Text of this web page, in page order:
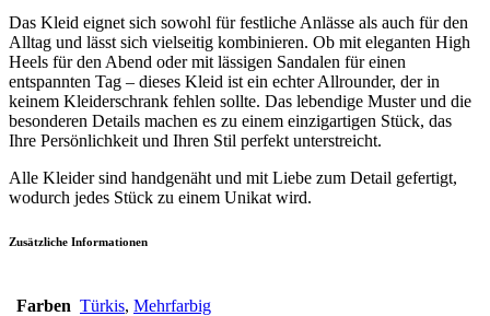
Das Kleid eignet sich sowohl für festliche Anlässe als auch für den
Alltag und lässt sich vielseitig kombinieren. Ob mit eleganten High
Heels für den Abend oder mit lässigen Sandalen für einen
entspannten Tag – dieses Kleid ist ein echter Allrounder, der in
keinem Kleiderschrank fehlen sollte. Das lebendige Muster und die
besonderen Details machen es zu einem einzigartigen Stück, das
Ihre Persönlichkeit und Ihren Stil perfekt unterstreicht.
Alle Kleider sind handgenäht und mit Liebe zum Detail gefertigt,
wodurch jedes Stück zu einem Unikat wird.
Zusätzliche Informationen
Farben Türkis, Mehrfarbig